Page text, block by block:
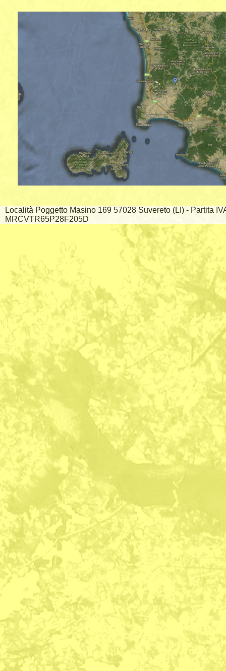
Località Poggetto Masino 169 57028 Suvereto (LI) - Partita
MRCVTR65P28F205D